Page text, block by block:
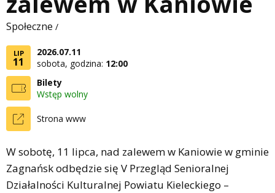
Społeczne /
LIP
11
2026.07.11
sobota, godzina: 12:00
Bilety
Wstęp wolny
Strona www
W sobotę, 11 lipca, nad zalewem w Kaniowie w gminie
Zagnańsk odbędzie się V Przegląd Senioralnej
Działalności Kulturalnej Powiatu Kieleckiego –